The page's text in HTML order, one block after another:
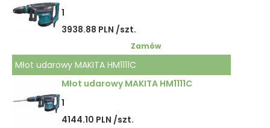
1
3938.88 PLN /szt.
Zamów
Młot udarowy MAKITA HM1111C
Młot udarowy MAKITA HM1111C
1
4144.10 PLN /szt.